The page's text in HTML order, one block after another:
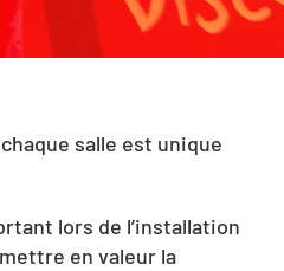
salle est unique
lors de l’installation
en valeur la